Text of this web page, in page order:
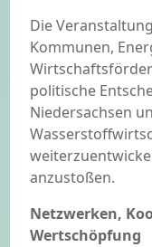
Die
Kommunen,
politische
Niedersachsen
anzustoßen.
Netzwerken,
Wertschöpfung